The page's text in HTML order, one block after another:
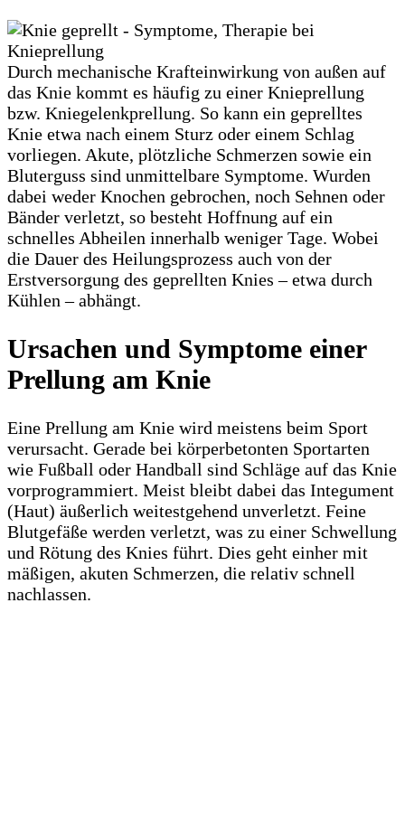
Durch mechanische Krafteinwirkung von außen auf
das Knie kommt es häufig zu einer Knieprellung
bzw. Kniegelenkprellung. So kann ein geprelltes
Knie etwa nach einem Sturz oder einem Schlag
vorliegen. Akute, plötzliche Schmerzen sowie ein
Bluterguss sind unmittelbare Symptome. Wurden
dabei weder Knochen gebrochen, noch Sehnen oder
Bänder verletzt, so besteht Hoffnung auf ein
schnelles Abheilen innerhalb weniger Tage. Wobei
die Dauer des Heilungsprozess auch von der
Erstversorgung des geprellten Knies – etwa durch
Kühlen – abhängt.
Ursachen und Symptome einer
Prellung am Knie
Eine Prellung am Knie wird meistens beim Sport
verursacht. Gerade bei körperbetonten Sportarten
wie Fußball oder Handball sind Schläge auf das Knie
vorprogrammiert. Meist bleibt dabei das Integument
(Haut) äußerlich weitestgehend unverletzt. Feine
Blutgefäße werden verletzt, was zu einer Schwellung
und Rötung des Knies führt. Dies geht einher mit
mäßigen, akuten Schmerzen, die relativ schnell
nachlassen.